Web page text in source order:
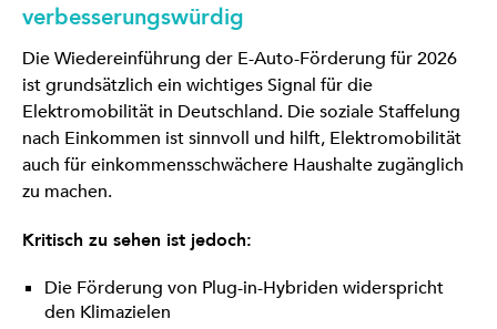
verbesserungswürdig
Die Wiedereinführung der E-Auto-Förderung für 2026
ist grundsätzlich ein wichtiges Signal für die
Elektromobilität in Deutschland. Die soziale Staffelung
nach Einkommen ist sinnvoll und hilft, Elektromobilität
auch für einkommensschwächere Haushalte zugänglich
zu machen.
Kritisch zu sehen ist jedoch:
Die Förderung von Plug-in-Hybriden widerspricht
den Klimazielen